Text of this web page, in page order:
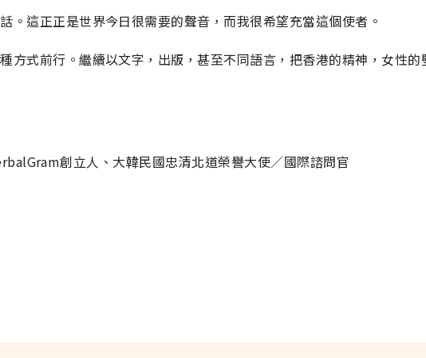
。這正正是世界今日很需要的聲音，而我很希望充當這個使者。
方式前行。繼續以文字，出版，甚至不同語言，把香港的精神，女性的
創立人、大韓民國忠清北道榮譽大使／國際諮問官